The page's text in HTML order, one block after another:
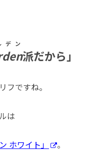
デン
派だから」
フですね。
は
ホワイト」 。